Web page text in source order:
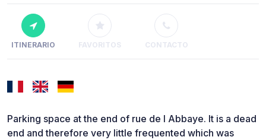
ITINERARIO FAVORITOS CONTACTO
Parking space at the end of rue de l Abbaye. It is a dead
end and therefore very little frequented which was